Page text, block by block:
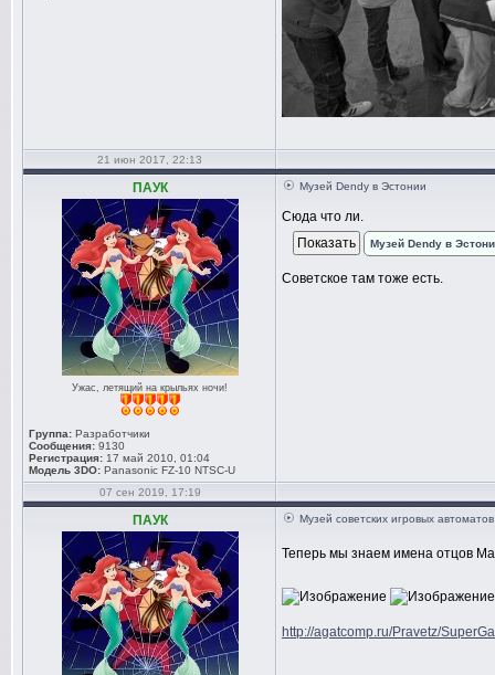
21 июн 2017, 22:13
ПАУК
Ужас, летящий на крыльях ночи!
Группа: Разработчики
Сообщения: 9130
Регистрация: 17 май 2010, 01:04
Модель 3DO: Panasonic FZ-10 NTSC-U
Музей Dendy в Эстонии
Сюда что ли.
Музей Dendy в
Советское там тоже есть.
07 сен 2019, 17:19
ПАУК Музей советских игровых автоматов
Теперь мы знаем имена отцов
http://agatcomp.ru/Pravetz/